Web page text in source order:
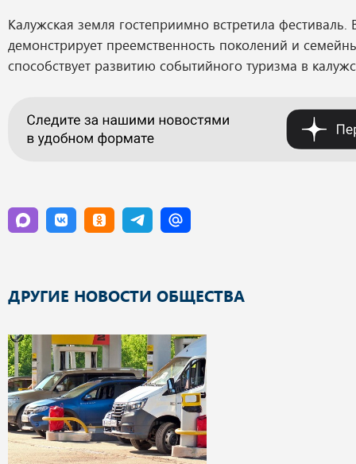
Калужская земля гостеприимно встретила фестиваль.
демонстрирует преемственность поколений и
способствует развитию событийного туризма в
ДРУГИЕ НОВОСТИ ОБЩЕСТВА